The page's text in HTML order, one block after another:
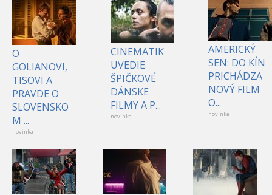
O
GOLIANOVI,
TISOVI A
PRAVDE O
SLOVENSKO
M ...
novinka
CINEMATIK
UVEDIE
ŠPIČKOVÉ
DÁNSKE
FILMY A P...
novinka
AMERICKÝ
SEN: DO KÍN
PRICHÁDZA
NOVÝ FILM
O...
novinka